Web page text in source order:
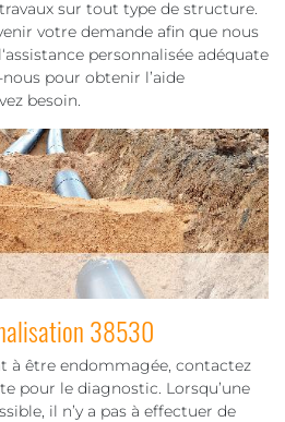
sur tout type de structure.
votre demande afin que nous
personnalisée adéquate
pour obtenir l’aide
besoin.
38530
à être endommagée, contactez
pour le diagnostic. Lorsqu’une
il n’y a pas à effectuer de